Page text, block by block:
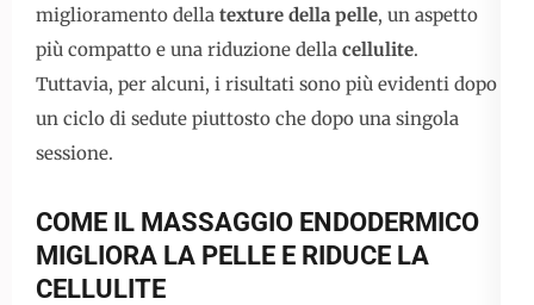
miglioramento della texture della pelle, un aspetto
più compatto e una riduzione della cellulite.
Tuttavia, per alcuni, i risultati sono più evidenti dopo
un ciclo di sedute piuttosto che dopo una singola
sessione.
COME IL MASSAGGIO ENDODERMICO
MIGLIORA LA PELLE E RIDUCE LA
CELLULITE